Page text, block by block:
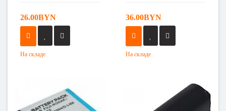
26.00BYN
На складе
36.00BYN
На складе